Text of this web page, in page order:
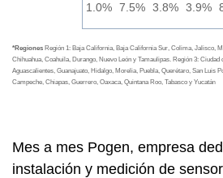
1.0% 7.5% 3.8% 3.9%
*Regiones Región 1: Baja California, Baja California Sur, Colima, Jalisco,
Chihuahua, Coahuila, Durango, Nuevo León y Tamaulipas. Región 3: Ciudad
Aguascalientes, Guanajuato, Hidalgo, Morelia, Puebla, Querétaro, San Luis
Campeche, Chiapas, Guerrero, Oaxaca, Quintana Roo, Tabasco y Yucatán
Mes a mes Pogen, empresa
instalación y medición de